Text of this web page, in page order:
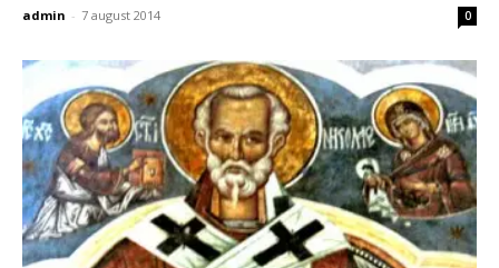
admin - 7 august 2014 0